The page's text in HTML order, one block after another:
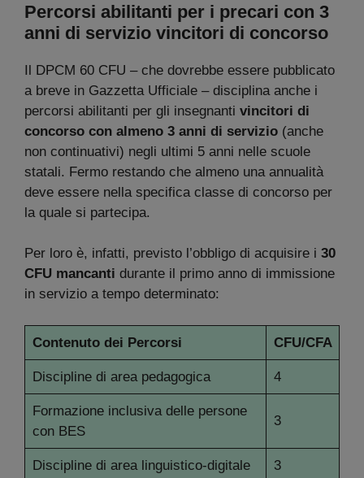
Percorsi abilitanti per i precari con 3
anni di servizio vincitori di concorso
Il DPCM 60 CFU – che dovrebbe essere pubblicato
a breve in Gazzetta Ufficiale – disciplina anche i
percorsi abilitanti per gli insegnanti vincitori di
concorso con almeno 3 anni di servizio (anche
non continuativi) negli ultimi 5 anni nelle scuole
statali. Fermo restando che almeno una annualità
deve essere nella specifica classe di concorso per
la quale si partecipa.
Per loro è, infatti, previsto l’obbligo di acquisire i 30
CFU mancanti durante il primo anno di immissione
in servizio a tempo determinato:
Contenuto dei Percorsi CFU/CFA
Discipline di area pedagogica 4
Formazione inclusiva delle persone
con BES
3
Discipline di area linguistico-digitale 3